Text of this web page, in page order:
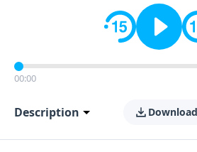
00:00
Description Download